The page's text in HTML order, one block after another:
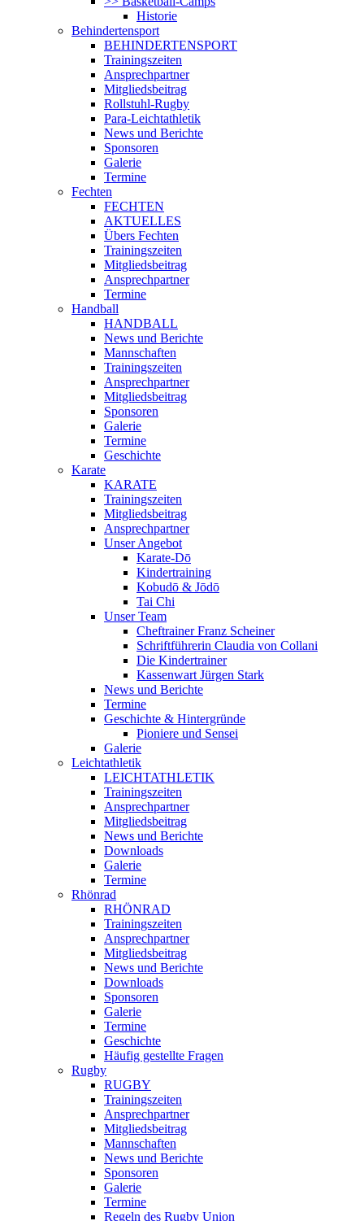
Historie
Behindertensport
BEHINDERTENSPORT
Trainingszeiten
Ansprechpartner
Mitgliedsbeitrag
Rollstuhl-Rugby
Para-Leichtathletik
News und Berichte
Sponsoren
Galerie
Termine
Fechten
FECHTEN
AKTUELLES
Übers Fechten
Trainingszeiten
Mitgliedsbeitrag
Ansprechpartner
Termine
Handball
HANDBALL
News und Berichte
Mannschaften
Trainingszeiten
Ansprechpartner
Mitgliedsbeitrag
Sponsoren
Galerie
Termine
Geschichte
Karate
KARATE
Trainingszeiten
Mitgliedsbeitrag
Ansprechpartner
Unser Angebot
Karate-Dō
Kindertraining
Kobudō & Jōdō
Tai Chi
Unser Team
Cheftrainer Franz Scheiner
Schriftführerin Claudia von Collani
Die Kindertrainer
Kassenwart Jürgen Stark
News und Berichte
Termine
Geschichte & Hintergründe
Pioniere und Sensei
Galerie
Leichtathletik
LEICHTATHLETIK
Trainingszeiten
Ansprechpartner
Mitgliedsbeitrag
News und Berichte
Downloads
Galerie
Termine
Rhönrad
RHÖNRAD
Trainingszeiten
Ansprechpartner
Mitgliedsbeitrag
News und Berichte
Downloads
Sponsoren
Galerie
Termine
Geschichte
Häufig gestellte Fragen
Rugby
RUGBY
Trainingszeiten
Ansprechpartner
Mitgliedsbeitrag
Mannschaften
News und Berichte
Sponsoren
Galerie
Termine
Regeln des Rugby Union